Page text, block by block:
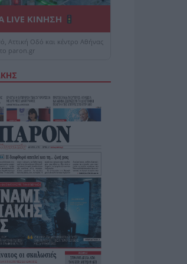
LIVE ΚΙΝΗΣΗ
Αττική Οδό και κέντρο Αθήνας
paron.gr